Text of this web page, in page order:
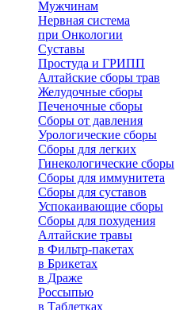
Мужчинам
Нервная система
при Онкологии
Суставы
Простуда и ГРИПП
Алтайские сборы трав
Желудочные сборы
Печеночные сборы
Сборы от давления
Урологические сборы
Сборы для легких
Гинекологические сборы
Сборы для иммунитета
Сборы для суставов
Успокаивающие сборы
Сборы для похудения
Алтайские травы
в Фильтр-пакетах
в Брикетах
в Драже
Россыпью
в Таблетках